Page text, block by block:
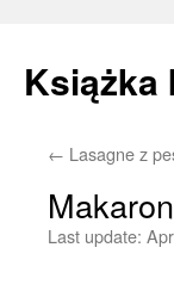
Książka
Skip
← Lasagne z
Last update: